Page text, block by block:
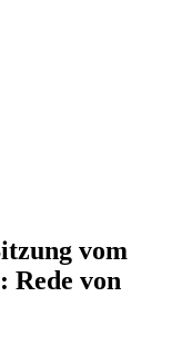
vom
Rede von